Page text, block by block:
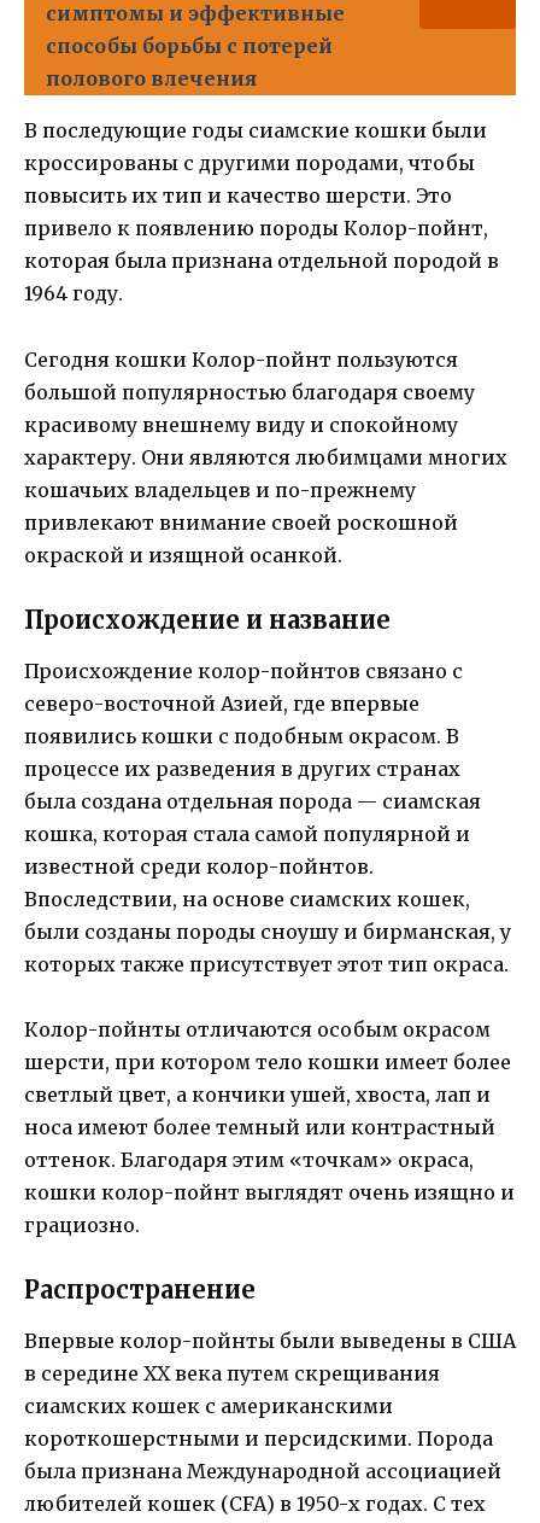
симптомы и эффективные
способы борьбы с потерей
полового влечения
В последующие годы сиамские кошки были
кроссированы с другими породами, чтобы
повысить их тип и качество шерсти. Это
привело к появлению породы Колор-пойнт,
которая была признана отдельной породой в
1964 году.
Сегодня кошки Колор-пойнт пользуются
большой популярностью благодаря своему
красивому внешнему виду и спокойному
характеру. Они являются любимцами многих
кошачьих владельцев и по-прежнему
привлекают внимание своей роскошной
окраской и изящной осанкой.
Происхождение и название
Происхождение колор-пойнтов связано с
северо-восточной Азией, где впервые
появились кошки с подобным окрасом. В
процессе их разведения в других странах
была создана отдельная порода — сиамская
кошка, которая стала самой популярной и
известной среди колор-пойнтов.
Впоследствии, на основе сиамских кошек,
были созданы породы сноушу и бирманская, у
которых также присутствует этот тип окраса.
Колор-пойнты отличаются особым окрасом
шерсти, при котором тело кошки имеет более
светлый цвет, а кончики ушей, хвоста, лап и
носа имеют более темный или контрастный
оттенок. Благодаря этим «точкам» окраса,
кошки колор-пойнт выглядят очень изящно и
грациозно.
Распространение
Впервые колор-пойнты были выведены в США
в середине XX века путем скрещивания
сиамских кошек с американскими
короткошерстными и персидскими. Порода
была признана Международной ассоциацией
любителей кошек (CFA) в 1950-х годах. С тех